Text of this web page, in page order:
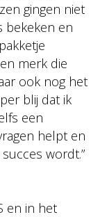
gingen niet
bekeken en
merk die
ook nog het
blij dat ik
een
helpt en
wordt.”
en in het